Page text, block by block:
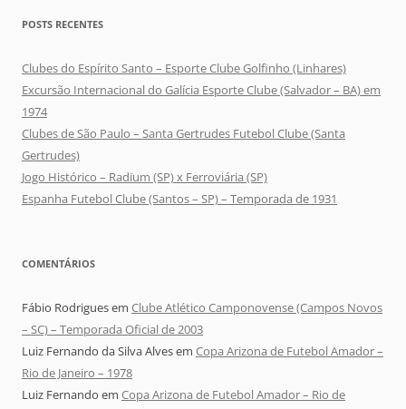
POSTS RECENTES
Clubes do Espírito Santo – Esporte Clube Golfinho (Linhares)
Excursão Internacional do Galícia Esporte Clube (Salvador – BA) em
1974
Clubes de São Paulo – Santa Gertrudes Futebol Clube (Santa
Gertrudes)
Jogo Histórico – Radium (SP) x Ferroviária (SP)
Espanha Futebol Clube (Santos – SP) – Temporada de 1931
COMENTÁRIOS
Fábio Rodriguesem Clube Atlético Camponovense (Campos Novos
– SC) – Temporada Oficial de 2003
Luiz Fernando da Silva Alvesem Copa Arizona de Futebol Amador –
Rio de Janeiro – 1978
Luiz Fernando em Copa Arizona de Futebol Amador – Rio de